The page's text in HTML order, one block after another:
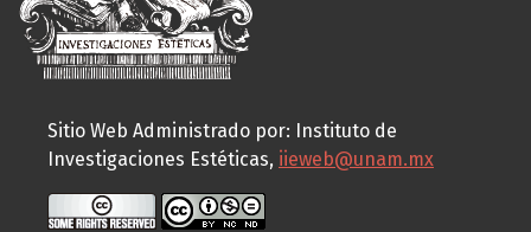
Sitio Web Administrado por: Instituto de
Investigaciones Estéticas, iieweb@unam.mx